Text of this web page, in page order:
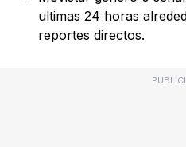
ultimas 24 horas
reportes directos.